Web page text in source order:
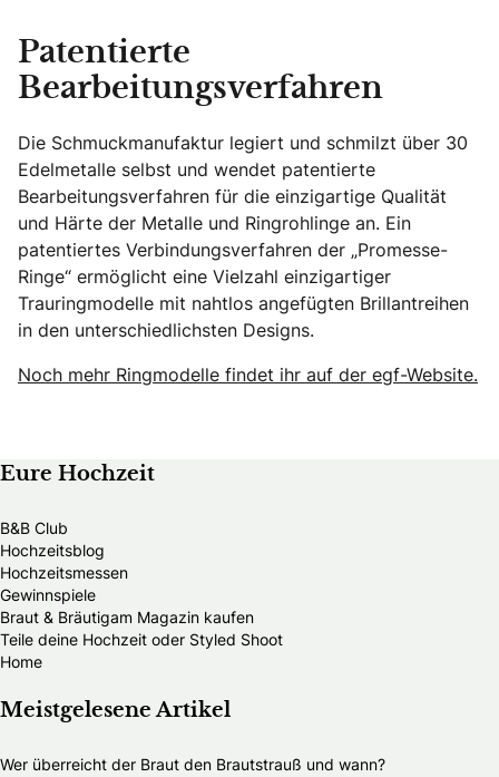
Patentierte
Bearbeitungsverfahren
Die Schmuckmanufaktur legiert und schmilzt über 30
Edelmetalle selbst und wendet patentierte
Bearbeitungsverfahren für die einzigartige Qualität
und Härte der Metalle und Ringrohlinge an. Ein
patentiertes Verbindungsverfahren der „Promesse-
Ringe“ ermöglicht eine Vielzahl einzigartiger
Trauringmodelle mit nahtlos angefügten Brillantreihen
in den unterschiedlichsten Designs.
Noch mehr Ringmodelle findet ihr auf der egf-Website.
Eure Hochzeit
B&B Club
Hochzeitsblog
Hochzeitsmessen
Gewinnspiele
Braut & Bräutigam Magazin kaufen
Teile deine Hochzeit oder Styled Shoot
Home
Meistgelesene Artikel
Wer überreicht der Braut den Brautstrauß und wann?